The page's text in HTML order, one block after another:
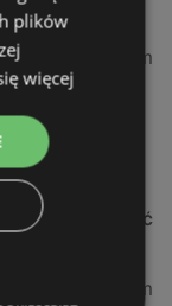
24,01 km
ODLEGŁOŚĆ
0,64 km
plików
więcej